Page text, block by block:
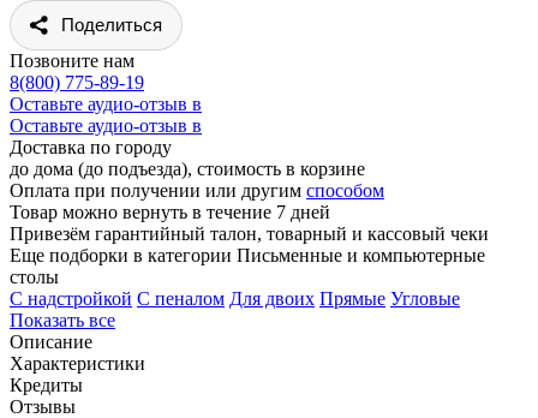
Поделиться
Позвоните нам
8(800) 775-89-19
Оставьте аудио-отзыв в
Оставьте аудио-отзыв в
Доставка по городу
до дома (до подъезда), стоимость в корзине
Оплата при получении или другим способом
Товар можно вернуть в течение 7 дней
Привезём гарантийный талон, товарный и кассовый чеки
Еще подборки в категории Письменные и компьютерные
столы
C надстройкой C пеналом Для двоих Прямые Угловые
Показать все
Описание
Характеристики
Кредиты
Отзывы